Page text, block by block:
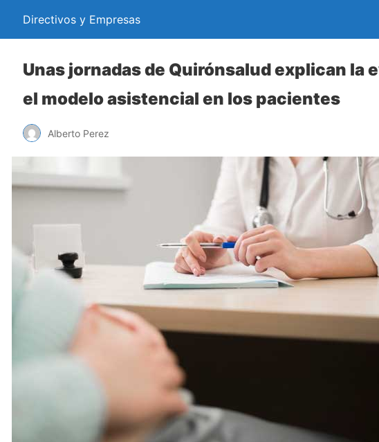
Directivos y Empresas
Unas jornadas de Quirónsalud explican la
el modelo asistencial en los pacientes
Alberto Perez